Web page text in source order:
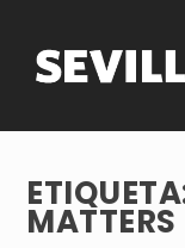
MATTERS